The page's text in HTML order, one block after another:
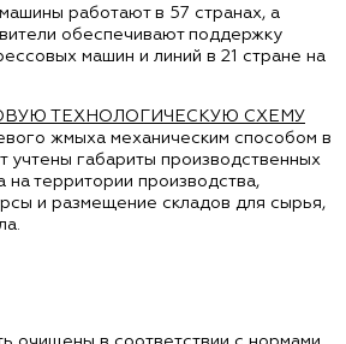
работают в 57 странах, а
обеспечивают поддержку
машин и линий в 21 стране на
ТЕХНОЛОГИЧЕСКУЮ СХЕМУ
жмыха механическим способом в
учтены габариты производственных
на территории производства,
и размещение складов для сырья,